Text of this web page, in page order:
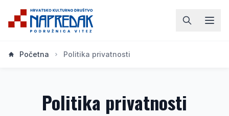
Početna Politika privatnosti
Politika privatnosti